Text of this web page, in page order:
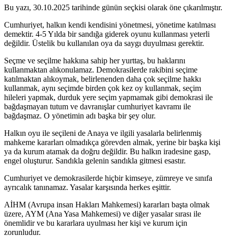
Bu yazı, 30.10.2025 tarihinde günün seçkisi olarak öne çıkarılmıştır.
Cumhuriyet, halkın kendi kendisini yönetmesi, yönetime katılması
demektir. 4-5 Yılda bir sandığa giderek oyunu kullanması yeterli
değildir. Üstelik bu kullanılan oya da saygı duyulması gerektir.
Seçme ve seçilme hakkına sahip her yurttaş, bu haklarını
kullanmaktan alıkonulamaz. Demokrasilerde rakibini seçime
katılmaktan alıkoymak, belirlenenden daha çok seçilme hakkı
kullanmak, aynı seçimde birden çok kez oy kullanmak, seçim
hileleri yapmak, durduk yere seçim yapmamak gibi demokrasi ile
bağdaşmayan tutum ve davranışlar cumhuriyet kavramı ile
bağdaşmaz. O yönetimin adı başka bir şey olur.
Halkın oyu ile seçileni de Anaya ve ilgili yasalarla belirlenmiş
mahkeme kararları olmadıkça görevden almak, yerine bir başka kişi
ya da kurum atamak da doğru değildir. Bu halkın iradesine gasp,
engel oluşturur. Sandıkla gelenin sandıkla gitmesi esastır.
Cumhuriyet ve demokrasilerde hiçbir kimseye, zümreye ve sınıfa
ayrıcalık tanınamaz. Yasalar karşısında herkes eşittir.
AİHM (Avrupa insan Hakları Mahkemesi) kararları başta olmak
üzere, AYM (Ana Yasa Mahkemesi) ve diğer yasalar sırası ile
önemlidir ve bu kararlara uyulması her kişi ve kurum için
zorunludur.